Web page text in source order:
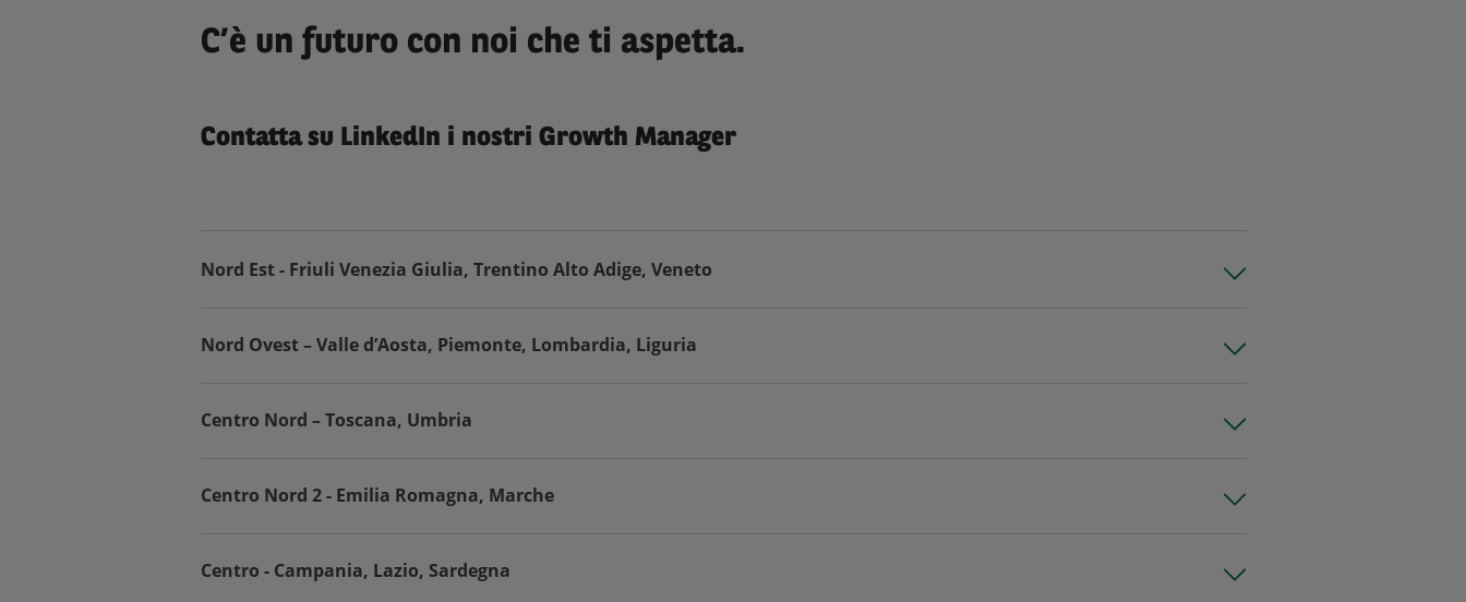
C’è un futuro con noi che ti aspetta.
Contatta su LinkedIn i nostri Growth Manager
Nord Est - Friuli Venezia Giulia, Trentino Alto Adige, Veneto
Nord Ovest – Valle d’Aosta, Piemonte, Lombardia, Liguria
Centro Nord – Toscana, Umbria
Centro Nord 2 - Emilia Romagna, Marche
Centro - Campania, Lazio, Sardegna